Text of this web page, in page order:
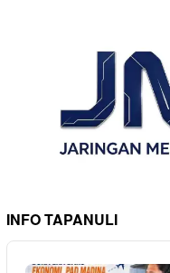
INFO TAPANULI